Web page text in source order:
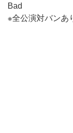
Bad
※全公演対バンあ